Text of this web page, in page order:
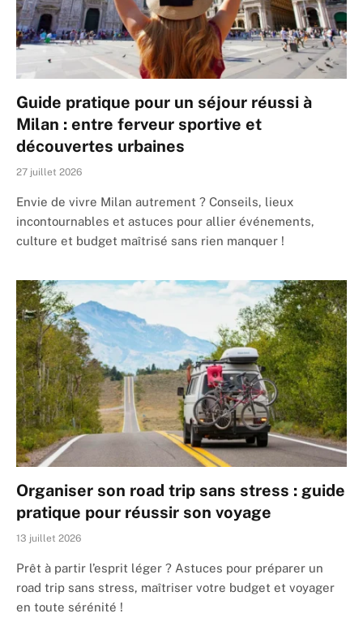
Guide pratique pour un séjour réussi à
Milan : entre ferveur sportive et
découvertes urbaines
27 juillet 2026
Envie de vivre Milan autrement ? Conseils, lieux
incontournables et astuces pour allier événements,
culture et budget maîtrisé sans rien manquer !
Organiser son road trip sans stress : guide
pratique pour réussir son voyage
13 juillet 2026
Prêt à partir l’esprit léger ? Astuces pour préparer un
road trip sans stress, maîtriser votre budget et voyager
en toute sérénité !